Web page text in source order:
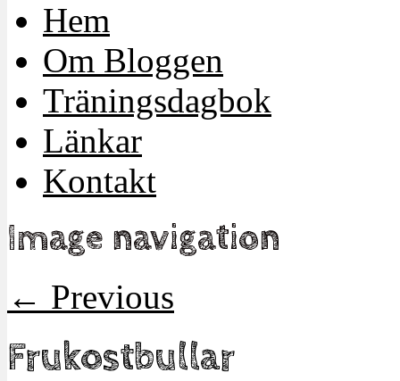
Hem
Om Bloggen
Träningsdagbok
Länkar
Kontakt
Image navigation
← Previous
Frukostbullar